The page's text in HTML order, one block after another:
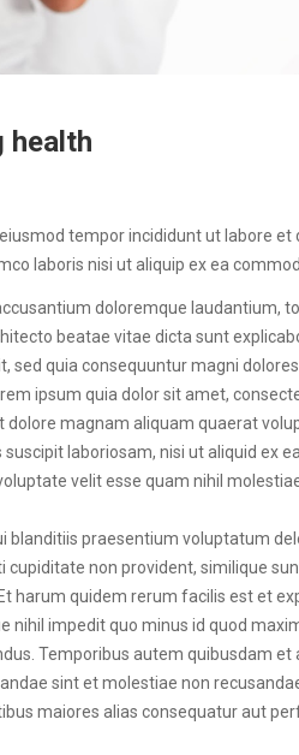
health
tempor incididunt ut labore et
laboris nisi ut aliquip ex ea
doloremque laudantium,
beatae vitae dicta sunt
quia consequuntur magni
ipsum quia dolor sit amet,
magnam aliquam quaerat
laboriosam, nisi ut aliquid ex
velit esse quam nihil
blanditiis praesentium voluptatum
non provident, similique
harum quidem rerum facilis est et
nihil impedit quo minus id quod
Temporibus autem quibusdam et
sint et molestiae non
maiores alias consequatur aut